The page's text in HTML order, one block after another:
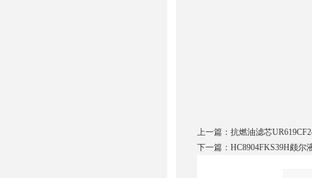
上一篇： 抗燃油滤芯
下一篇： HC8904FKS39H颇尔